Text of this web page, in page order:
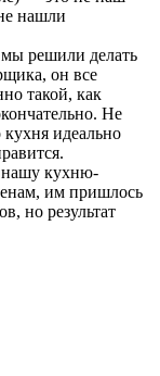
нашли
решили делать
он все
такой, как
Не
идеально
нашу кухню-
им пришлось
но результат